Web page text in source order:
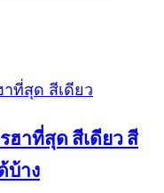
ฮาที่สุด สีเดียว สี
บ้าง